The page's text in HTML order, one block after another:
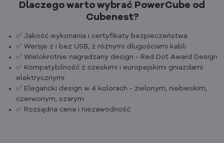
Dlaczego warto wybrać PowerCube od
Cubenest?
✅ Jakość wykonania i certyfikaty bezpieczeństwa
✅ Wersje z i bez USB, z różnymi długościami kabli
✅ Wielokrotnie nagradzany design - Red Dot Award Design
✅ Kompatybilność z czeskimi i europejskimi gniazdami
elektrycznymi
✅ Elegancki design w 4 kolorach - zielonym, niebieskim,
czerwonym, szarym
✅ Rozsądna cena i niezawodność